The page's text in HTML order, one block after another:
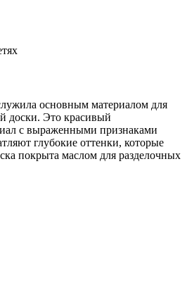
основным материалом для
доски. Это красивый
с выраженными признаками
глубокие оттенки, которые
покрыта маслом для разделочных